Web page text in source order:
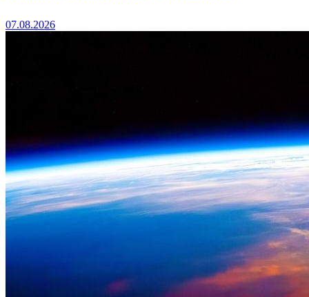
07.08.2026